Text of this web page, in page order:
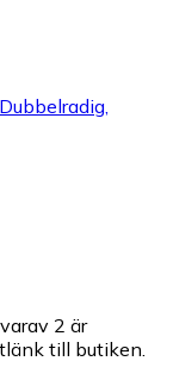
2 är
till butiken.